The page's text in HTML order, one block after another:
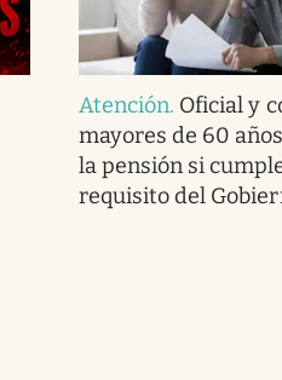
Atención. Oficial y
mayores de 60
la pensión si
requisito del